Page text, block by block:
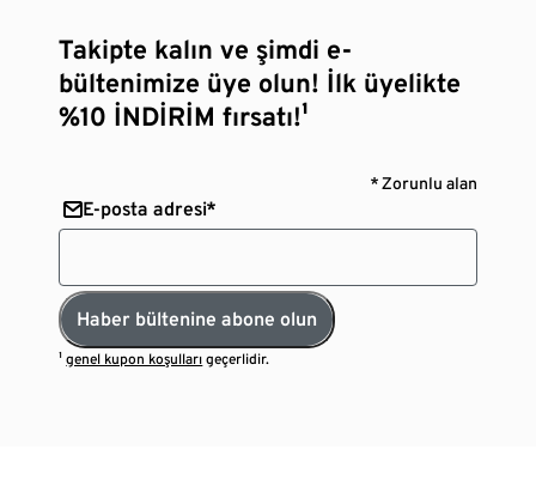
Takipte kalın ve şimdi e-
bültenimize üye olun! İlk üyelikte
%10 İNDİRİM fırsatı!¹
* Zorunlu alan
E-posta adresi*
Haber bültenine abone olun
¹genel kupon koşulları geçerlidir.